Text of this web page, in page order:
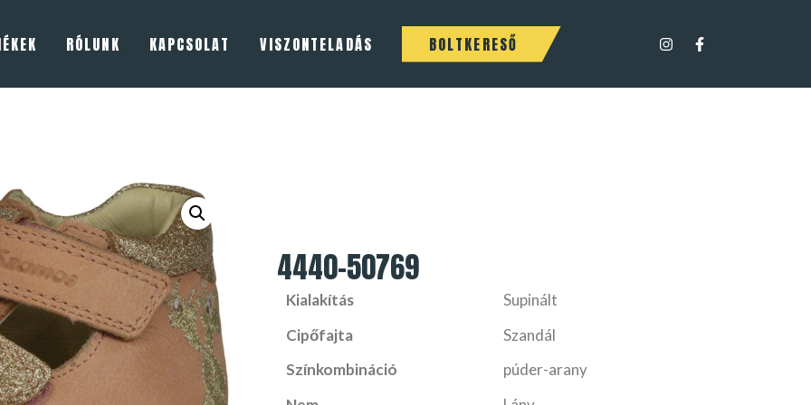
RÓLUNK KAPCSOLAT VISZONTELADÁS BOLTKERESŐ
4440-50769
Kialakítás
Supinált
Cipőfajta
Szandál
Színkombináció
púder-arany